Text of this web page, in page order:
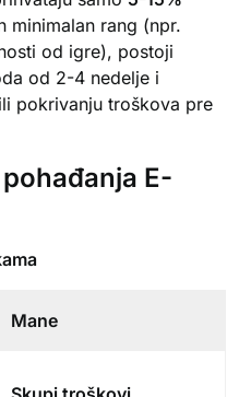
minimalan rang (npr.
od igre), postoji
od 2-4 nedelje i
pokrivanju troškova pre
E-
Mane